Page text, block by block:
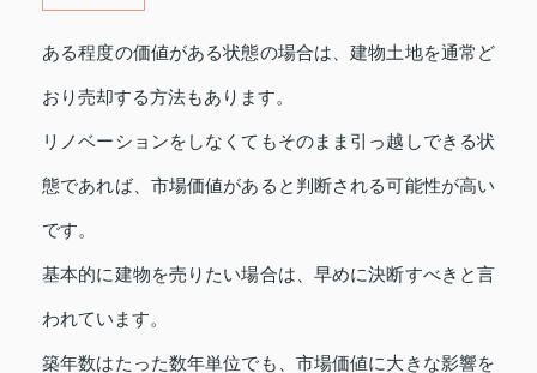
ある程度の価値がある状態の場合は、建物土地を通常ど
おり売却する方法もあります。
リノベーションをしなくてもそのまま引っ越しできる状
態であれば、市場価値があると判断される可能性が高い
です。
基本的に建物を売りたい場合は、早めに決断すべきと言
われています。
築年数はたった数年単位でも、市場価値に大きな影響を